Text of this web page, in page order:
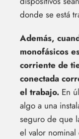
donde se está
Además,
monofásicos
corriente de
conectada
el trabajo. En
algo a una
seguro de que
el valor